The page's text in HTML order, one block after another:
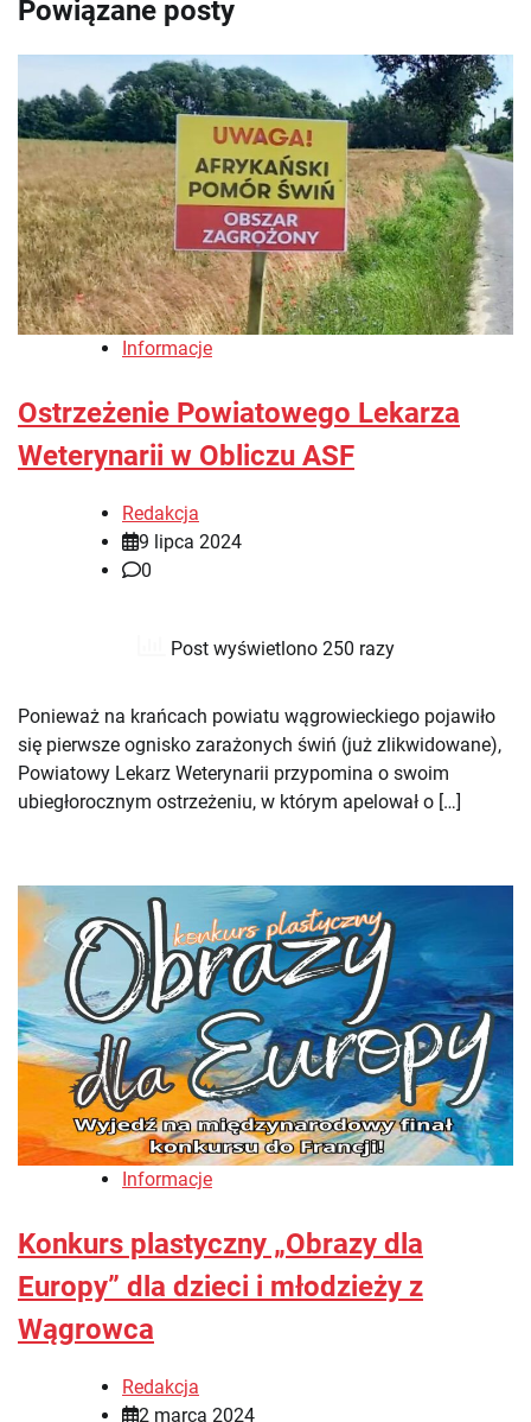
Powiązane posty
Informacje
Ostrzeżenie Powiatowego Lekarza
Weterynarii w Obliczu ASF
Redakcja
9 lipca 2024
0
Post wyświetlono 250 razy
Ponieważ na krańcach powiatu wągrowieckiego pojawiło
się pierwsze ognisko zarażonych świń (już zlikwidowane),
Powiatowy Lekarz Weterynarii przypomina o swoim
ubiegłorocznym ostrzeżeniu, w którym apelował o […]
Informacje
Konkurs plastyczny „Obrazy dla
Europy” dla dzieci i młodzieży z
Wągrowca
Redakcja
2 marca 2024